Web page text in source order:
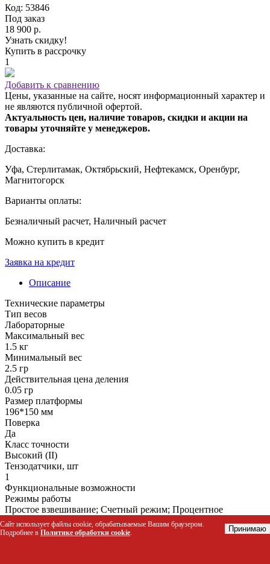
Код: 53846
Под заказ
18 900 р.
Узнать скидку!
Купить в рассрочку
1
Добавить к сравнению
Цены, указанные на сайте, носят информационный характер и
не являются публичной офертой.
Актуальность цен, наличие товаров, скидки и акции на
товары уточняйте у менеджеров.
Доставка:
Уфа, Стерлитамак, Октябрьский, Нефтекамск, Оренбург,
Магнитогорск
Варианты оплаты:
Безналичный расчет, Наличный расчет
Можно купить в кредит
Заявка на кредит
Описание
Технические параметры
Тип весов
Лабораторные
Максимальный вес
1.5 кг
Минимальный вес
2.5 гр
Действительная цена деления
0.05 гр
Размер платформы
196*150 мм
Поверка
Да
Класс точности
Высокий (II)
Тензодатчики, шт
1
Функциональные возможности
Режимы работы
Простое взвешивание; Счетный режим; Процентное
взвешивание; Расчет плотности; Учет веса тары
Звуковая и визуальная индикация
Сайт использует файлы cookie, обрабатываемые Вашим браузером.
Подробнее в Политике обработки cookie. Принимаю